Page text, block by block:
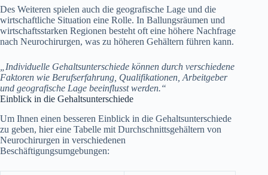
Des Weiteren spielen auch die geografische Lage und die
wirtschaftliche Situation eine Rolle. In Ballungsräumen und
wirtschaftsstarken Regionen besteht oft eine höhere Nachfrage
nach Neurochirurgen, was zu höheren Gehältern führen kann.
„Individuelle Gehaltsunterschiede können durch verschiedene
Faktoren wie Berufserfahrung, Qualifikationen, Arbeitgeber
und geografische Lage beeinflusst werden.“
Einblick in die Gehaltsunterschiede
Um Ihnen einen besseren Einblick in die Gehaltsunterschiede
zu geben, hier eine Tabelle mit Durchschnittsgehältern von
Neurochirurgen in verschiedenen
Beschäftigungsumgebungen: